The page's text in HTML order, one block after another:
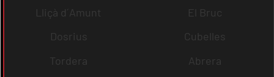
Lliçà d´Amunt
El Bruc
Dosrius
Cubelles
Tordera
Abrera